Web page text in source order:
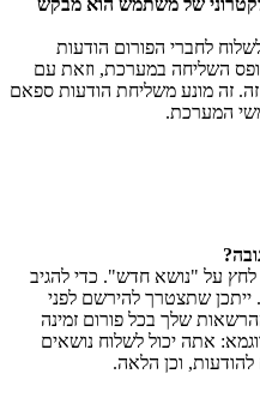
של משתמש הוא מבקש
לחברי הפורום הודעות
השליחה במערכת, וזאת עם
זה מונע משליחת הודעות ספאם
המערכת.
על "נושא חדש". כדי להגיב
שתצטרך להירשם לפני
שלך בכל פורום זמינה
אתה יכול לשלוח נושאים
וכן הלאה.